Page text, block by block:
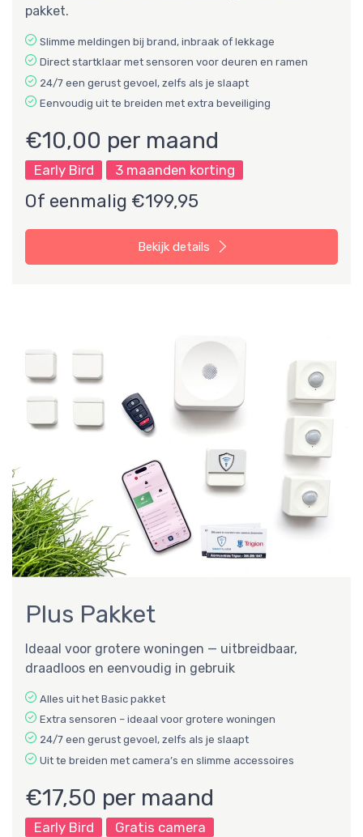
pakket.
Slimme meldingen bij brand, inbraak of lekkage
Direct startklaar met sensoren voor deuren en ramen
24/7 een gerust gevoel, zelfs als je slaapt
Eenvoudig uit te breiden met extra beveiliging
€10,00 per maand
Early Bird 3 maanden korting
Of eenmalig €199,95
Bekijk details
Plus Pakket
Ideaal voor grotere woningen — uitbreidbaar,
draadloos en eenvoudig in gebruik
Alles uit het Basic pakket
Extra sensoren – ideaal voor grotere woningen
24/7 een gerust gevoel, zelfs als je slaapt
Uit te breiden met camera’s en slimme accessoires
€17,50 per maand
Early Bird Gratis camera